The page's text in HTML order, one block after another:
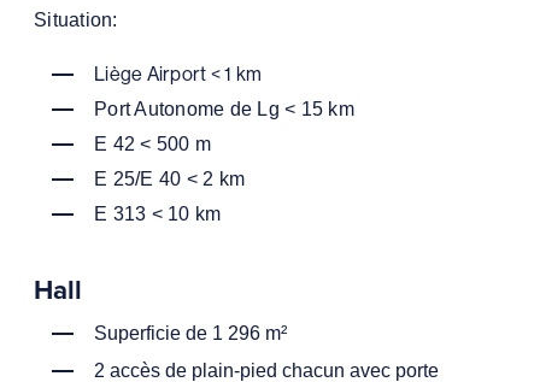
Situation:
Liège Airport < 1 km
Port Autonome de Lg < 15 km
E 42 < 500 m
E 25/E 40 < 2 km
E 313 < 10 km
Hall
Superficie de 1 296 m²
2 accès de plain-pied chacun avec porte